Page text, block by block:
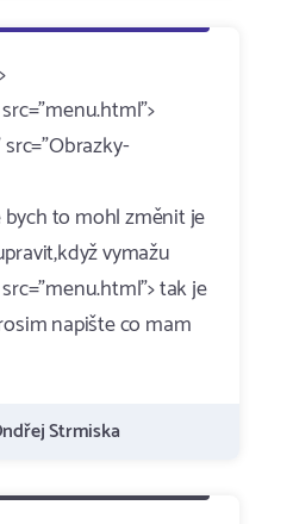
bych to mohl změnit je
vymažu
tak je
napište co mam
Strmiska